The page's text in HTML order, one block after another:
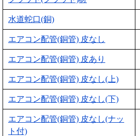
水道蛇口(銅)
エアコン配管(銅管) 皮なし
エアコン配管(銅管) 皮あり
エアコン配管(銅管) 皮なし(上)
エアコン配管(銅管) 皮なし(下)
エアコン配管(銅管) 皮なし(ナッ
ト付)